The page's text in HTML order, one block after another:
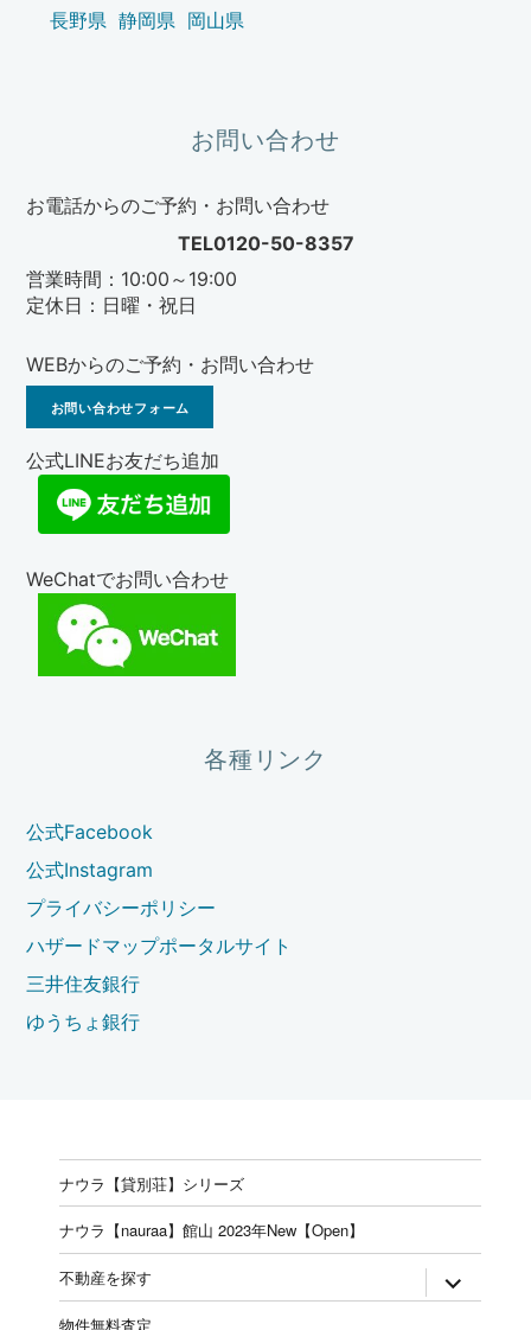
長野県 静岡県 岡山県
お問い合わせ
お電話からのご予約・お問い合わせ
TEL0120-50-8357
営業時間：10:00～19:00
定休日：日曜・祝日
WEBからのご予約・お問い合わせ
お問い合わせフォーム
公式LINEお友だち追加
WeChatでお問い合わせ
各種リンク
公式Facebook
公式Instagram
プライバシーポリシー
ハザードマップポータルサイト
三井住友銀行
ゆうちょ銀行
ナウラ【貸別荘】シリーズ
ナウラ【nauraa】館山 2023年New【Open】
不動産を探す expand
child
物件無料査定